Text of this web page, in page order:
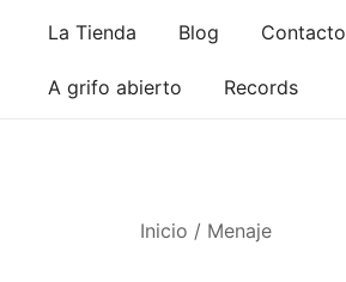
contenido
La Tienda Blog Contacto
A grifo abierto Records
Inicio / Menaje